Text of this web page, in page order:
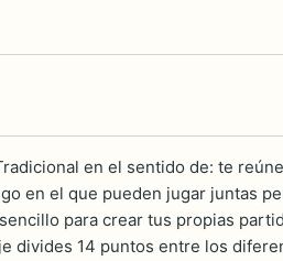
en el sentido de: te
en el que pueden jugar juntas
para crear tus propias
divides 14 puntos entre los